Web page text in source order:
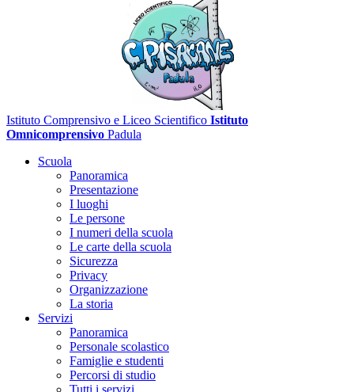
Istituto Comprensivo e Liceo Scientifico Istituto
Omnicomprensivo Padula
Scuola
Panoramica
Presentazione
I luoghi
Le persone
I numeri della scuola
Le carte della scuola
Sicurezza
Privacy
Organizzazione
La storia
Servizi
Panoramica
Personale scolastico
Famiglie e studenti
Percorsi di studio
Tutti i servizi